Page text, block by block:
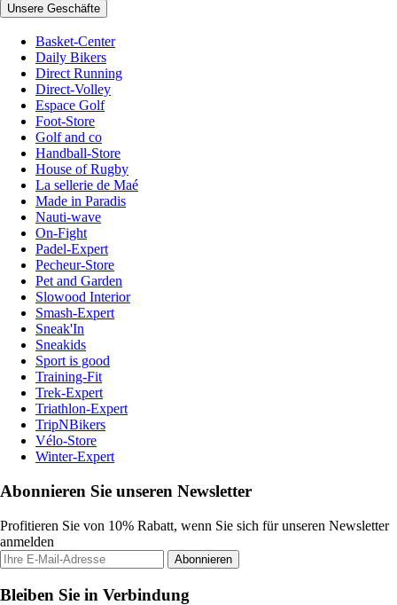
Unsere Geschäfte
Basket-Center
Daily Bikers
Direct Running
Direct-Volley
Espace Golf
Foot-Store
Golf and co
Handball-Store
House of Rugby
La sellerie de Maé
Made in Paradis
Nauti-wave
On-Fight
Padel-Expert
Pecheur-Store
Pet and Garden
Slowood Interior
Smash-Expert
Sneak'In
Sneakids
Sport is good
Training-Fit
Trek-Expert
Triathlon-Expert
TripNBikers
Vélo-Store
Winter-Expert
Abonnieren Sie unseren Newsletter
Profitieren Sie von 10% Rabatt, wenn Sie sich für unseren Newsletter
anmelden
Abonnieren
Bleiben Sie in Verbindung